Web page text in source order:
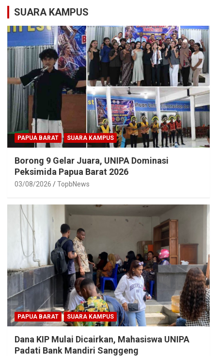
SUARA KAMPUS
PAPUA BARAT SUARA KAMPUS
Borong 9 Gelar Juara, UNIPA Dominasi
Peksimida Papua Barat 2026
03/08/2026 TopbNews
PAPUA BARAT SUARA KAMPUS
Dana KIP Mulai Dicairkan, Mahasiswa UNIPA
Padati Bank Mandiri Sanggeng